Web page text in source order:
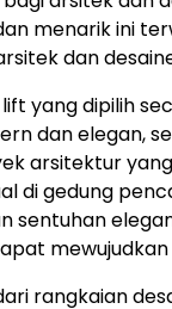
menarik ini
dan
lift yang dipilih
dan elegan,
arsitektur
di gedung
sentuhan
rangkaian